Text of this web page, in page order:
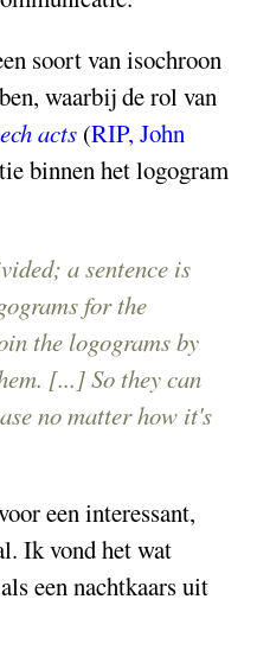
soort van isochroon
waarbij de rol van
acts(RIP, John
binnen het logogram
a sentence is
for the
the logograms by
[...] So they can
no matter how it's
een interessant,
Ik vond het wat
een nachtkaars uit